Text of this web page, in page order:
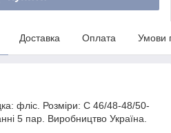
Доставка Оплата Умови
фліс. Розміри: С 46/48-48/50-
5 пар. Виробництво Україна.